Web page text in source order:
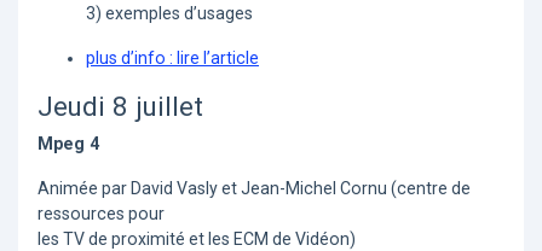
3) exemples d’usages
plus d’info : lire l’article
Jeudi 8 juillet
Mpeg 4
Animée par David Vasly et Jean-Michel Cornu (centre de
ressources pour
les TV de proximité et les ECM de Vidéon)